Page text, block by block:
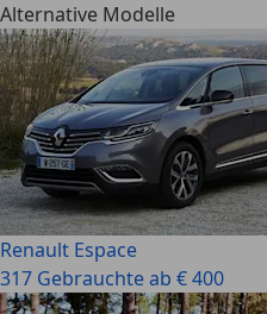
Alternative Modelle
Renault Espace
317 Gebrauchte ab € 400